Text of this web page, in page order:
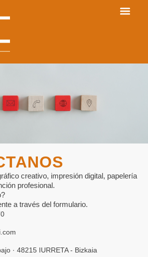
creativo, impresión digital, papelería
profesional.
a través del formulario.
· 48215 IURRETA - Bizkaia